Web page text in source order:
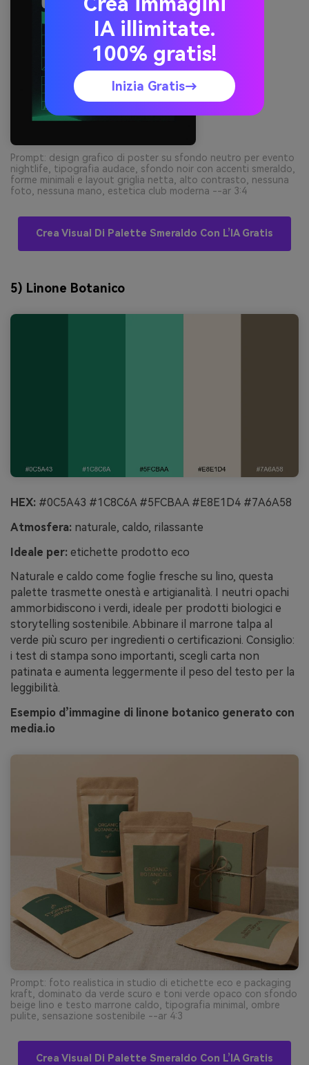
Prompt: design grafico di poster su sfondo neutro per evento
nightlife, tipografia audace, sfondo noir con accenti smeraldo,
forme minimali e layout griglia netta, alto contrasto, nessuna
foto, nessuna mano, estetica club moderna --ar 3:4
Crea Visual Di Palette Smeraldo Con L’IA Gratis
5) Linone Botanico
HEX: #0C5A43 #1C8C6A #5FCBAA #E8E1D4 #7A6A58
Atmosfera: naturale, caldo, rilassante
Ideale per: etichette prodotto eco
Naturale e caldo come foglie fresche su lino, questa
palette trasmette onestà e artigianalità. I neutri opachi
ammorbidiscono i verdi, ideale per prodotti biologici e
storytelling sostenibile. Abbinare il marrone talpa al
verde più scuro per ingredienti o certificazioni. Consiglio:
i test di stampa sono importanti, scegli carta non
patinata e aumenta leggermente il peso del testo per la
leggibilità.
Esempio d’immagine di linone botanico generato con
media.io
Prompt: foto realistica in studio di etichette eco e packaging
kraft, dominato da verde scuro e toni verde opaco con sfondo
beige lino e testo marrone caldo, tipografia minimal, ombre
pulite, sensazione sostenibile --ar 4:3
Crea Visual Di Palette Smeraldo Con L’IA Gratis
IA illimitate.
100% gratis!
Inizia Gratis→